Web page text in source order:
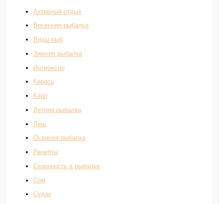
Активный отдых
Весенняя рыбалка
Виды рыб
Зимняя рыбалка
Интересно
Карась
Карп
Летняя рыбалка
Лещ
Осенняя рыбалка
Рецепты
Сезонность в рыбалке
Сом
Судак